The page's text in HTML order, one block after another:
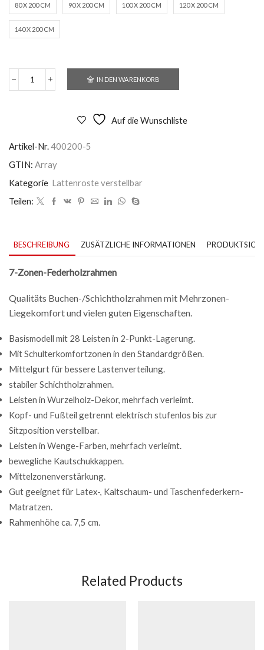
80 X 200 CM 90 X 200 CM 100 X 200 CM 120 X 200 CM
140 X 200 CM
Classic
IN DEN WARENKORB
Auf die Wunschliste
Artikel-Nr. 400200-5
GTIN: Array
Kategorie Lattenroste verstellbar
Teilen:
BESCHREIBUNG ZUSÄTZLICHE INFORMATIONEN
7-Zonen-Federholzrahmen
Qualitäts Buchen-/Schichtholzrahmen mit Mehrzonen-
Liegekomfort und vielen guten Eigenschaften.
Basismodell mit 28 Leisten in 2-Punkt-Lagerung.
Mit Schulterkomfortzonen in den Standardgrößen.
Mittelgurt für bessere Lastenverteilung.
stabiler Schichtholzrahmen.
Leisten in Wurzelholz-Dekor, mehrfach verleimt.
Kopf- und Fußteil getrennt elektrisch stufenlos bis zur
Sitzposition verstellbar.
Leisten in Wenge-Farben, mehrfach verleimt.
bewegliche Kautschukkappen.
Mittelzonenverstärkung.
Gut geeignet für Latex-, Kaltschaum- und Taschenfederkern-
Matratzen.
Rahmenhöhe ca. 7,5 cm.
Related Products